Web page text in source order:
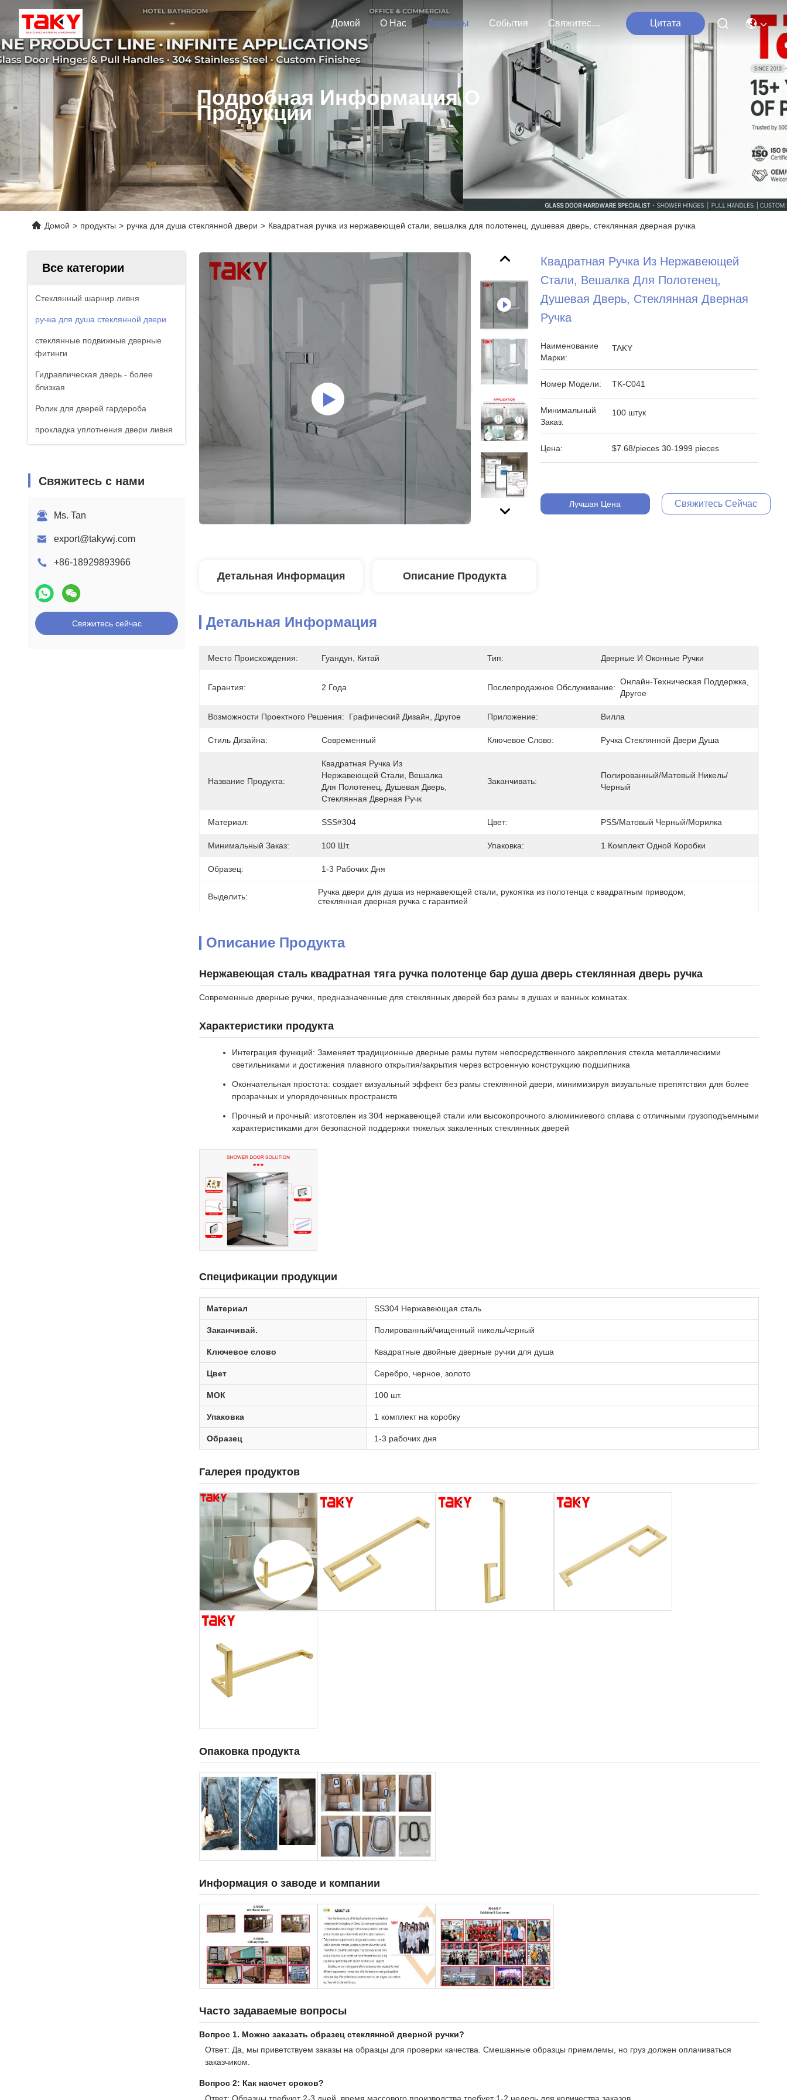
Домой О Нас Продукты События Свяжитесь С Нами Цитата
Подробная Информация О
Продукции
Домой > продукты > ручка для душа стеклянной двери > Квадратная ручка из нержавеющей стали, вешалка для полотенец, душевая дверь, стеклянная дверная ручка
Все категории
Стеклянный шарнир ливня
ручка для душа стеклянной двери
стеклянные подвижные дверные
фитинги
Гидравлическая дверь - более
близкая
Ролик для дверей гардероба
прокладка уплотнения двери ливня
Свяжитесь с нами
Ms. Tan
export@takywj.com
+86-18929893966
Свяжитесь сейчас
Квадратная Ручка Из Нержавеющей
Стали, Вешалка Для Полотенец,
Душевая Дверь, Стеклянная Дверная
Ручка
Наименование
Марки:
TAKY
Номер Модели: TK-C041
Минимальный
Заказ:
100 штук
Цена: $7.68/pieces 30-1999 pieces
Лучшая Цена Свяжитесь Сейчас
Детальная Информация Описание Продукта
Детальная Информация
Место Происхождения: Гуандун, Китай Тип: Дверные И Оконные Ручки
Гарантия: 2 Года Послепродажное Обслуживание:
Онлайн-Техническая Поддержка,
Другое
Возможности Проектного Решения: Графический Дизайн, Другое Приложение: Вилла
Стиль Дизайна: Современный Ключевое Слово: Ручка Стеклянной Двери Душа
Название Продукта:
Квадратная Ручка Из
Нержавеющей Стали, Вешалка
Для Полотенец, Душевая Дверь,
Стеклянная Дверная Ручк
Заканчивать:
Полированный/матовый Никель/
Черный
Материал: SSS#304 Цвет: PSS/матовый Черный/морилка
Минимальный Заказ: 100 Шт. Упаковка: 1 Комплект Одной Коробки
Образец: 1-3 Рабочих Дня
Выделить: Ручка двери для душа из нержавеющей стали рукоятка из полотенца с квадратным приводом
стеклянная дверная ручка с гарантией
Описание Продукта
Нержавеющая сталь квадратная тяга ручка полотенце бар душа дверь стеклянная дверь ручка
Современные дверные ручки, предназначенные для стеклянных дверей без рамы в душах и ванных комнатах.
Характеристики продукта
Интеграция функций: Заменяет традиционные дверные рамы путем непосредственного закрепления стекла металлическими
светильниками и достижения плавного открытия/закрытия через встроенную конструкцию подшипника
Окончательная простота: создает визуальный эффект без рамы стеклянной двери, минимизируя визуальные препятствия для более
прозрачных и упорядоченных пространств
Прочный и прочный: изготовлен из 304 нержавеющей стали или высокопрочного алюминиевого сплава с отличными грузоподъемными
характеристиками для безопасной поддержки тяжелых закаленных стеклянных дверей
Спецификации продукции
Материал SS304 Нержавеющая сталь
Заканчивай. Полированный/чищенный никель/черный
Ключевое слово Квадратные двойные дверные ручки для душа
Цвет Серебро, черное, золото
МОК 100 шт.
Упаковка 1 комплект на коробку
Образец 1-3 рабочих дня
Галерея продуктов
Опаковка продукта
Информация о заводе и компании
Часто задаваемые вопросы
Вопрос 1. Можно заказать образец стеклянной дверной ручки?
Ответ: Да, мы приветствуем заказы на образцы для проверки качества. Смешанные образцы приемлемы, но груз должен оплачиваться
заказчиком.
Вопрос 2: Как насчет сроков?